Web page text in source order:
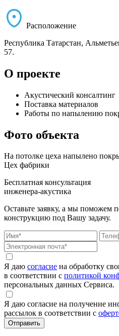
Расположение
Республика Татарстан,
57.
О проекте
Акустический консалтинг
Поставка материалов
Работы по напылению
Фото объекта
На потолке цеха напылено
Цех фабрики
Бесплатная консультация
инженера-акустика
Оставьте заявку, а мы поможем
конструкцию под Вашу задачу.
Я даю согласие на обработку
в соответствии с политикой
персональных данных Сервиса.
Я даю согласие на получение
рассылок в соответствии с